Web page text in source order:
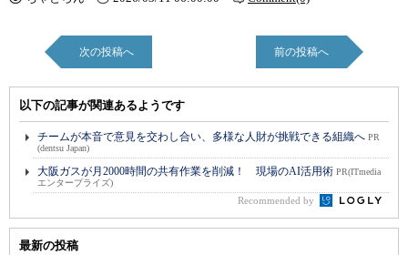
次の投稿へ 前の投稿へ
以下の記事が関連あるようです
チームが本音で意見を交わし合い、多様な人財が挑戦できる組織へ PR
(dentsu Japan)
大阪ガスが月2000時間の共有作業を削減！ 現場のAI活用術 PR(ITmedia
エンタープライズ)
Recommended by
最新の投稿